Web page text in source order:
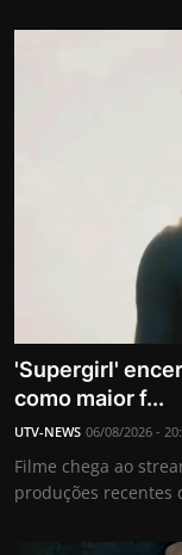
'Supergirl'
como maior f...
UTV-NEWS 06/08/2026 -
Filme chega ao
produções recentes